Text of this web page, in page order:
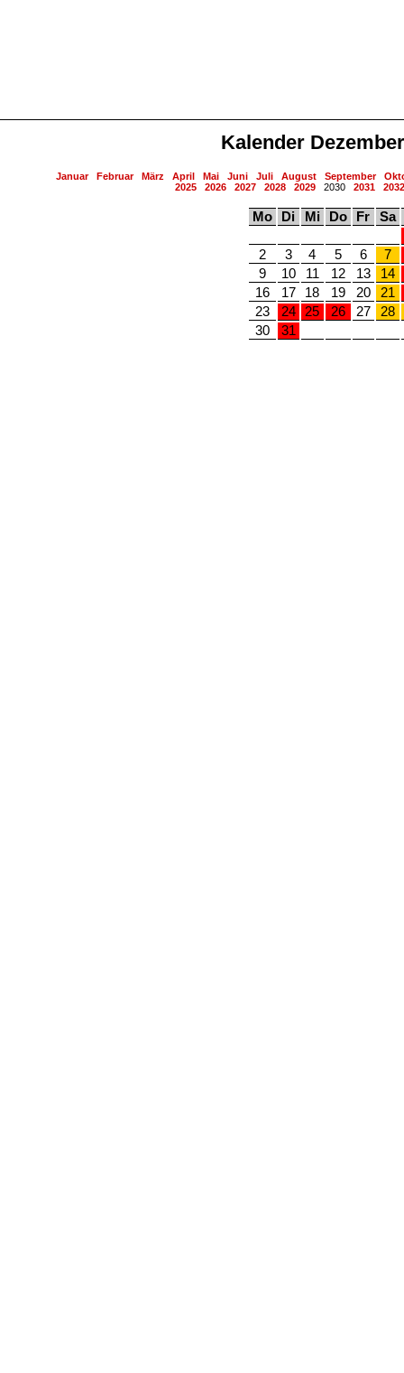
Kalender
Januar Februar März April Mai Juni Juli August September
2025
2026 2027 2028 20292030 2031 2032
Mo Di Mi Do Fr Sa
2 3 4 5 6
7
9
10 11 12 13
14
16
17 18 19 20
21
23
24 25 26 27
28
30
31